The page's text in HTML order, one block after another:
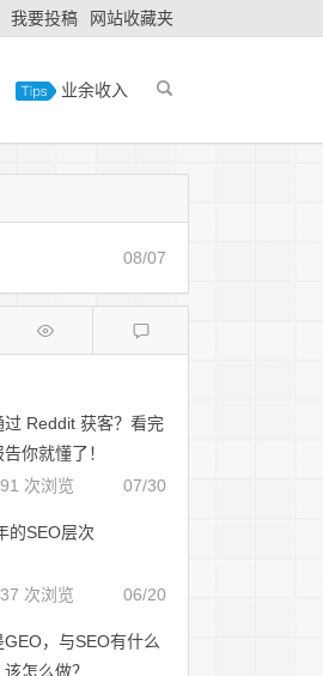
我要投稿 网站收藏夹
业余收入
08/07
过 Reddit 获客？看完
你就懂了！
07/30
次浏览
的SEO层次
06/20
次浏览
GEO，与SEO有什么
怎么做？